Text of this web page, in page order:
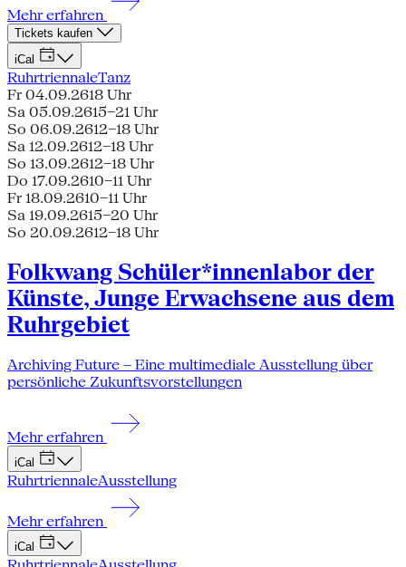
Mehr erfahren
Tickets kaufen
iCal
RuhrtriennaleTanz
Fr 04.09.2618 Uhr
Sa 05.09.2615–21 Uhr
So 06.09.2612–18 Uhr
Sa 12.09.2612–18 Uhr
So 13.09.2612–18 Uhr
Do 17.09.2610–11 Uhr
Fr 18.09.2610–11 Uhr
Sa 19.09.2615–20 Uhr
So 20.09.2612–18 Uhr
Folkwang Schüler*innenlabor der
Künste, Junge Erwachsene aus dem
Ruhrgebiet
Archiving Future – Eine multimediale Ausstellung über
persönliche Zukunftsvorstellungen
Mehr erfahren
iCal
RuhrtriennaleAusstellung
Mehr erfahren
iCal